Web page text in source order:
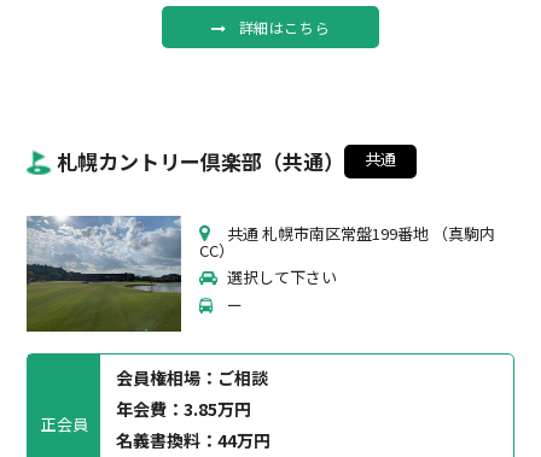
詳細はこちら
札幌カントリー倶楽部（共通） 共通
共通 札幌市南区常盤199番地 （真駒内
CC）
選択して下さい
ー
正会員
会員権相場： ご相談
年会費：3.85万円
名義書換料：44万円